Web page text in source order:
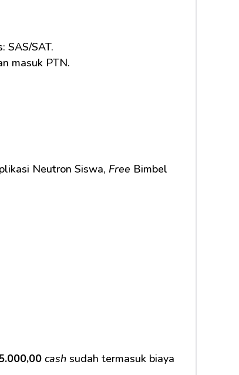
SAS/SAT.
masuk PTN.
Neutron Siswa, Free
cash sudah termasuk biaya